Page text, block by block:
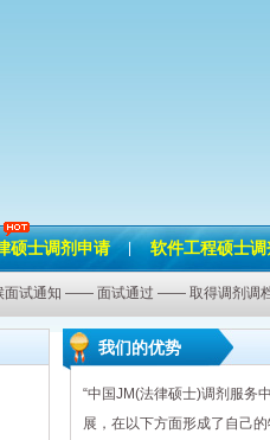
硕士调剂申请 | 软件工程硕士
面试通知 —— 面试通过 —— 取得调剂
我们的优势
“中国JM(法律硕士)调剂服务
展，在以下方面形成了自己